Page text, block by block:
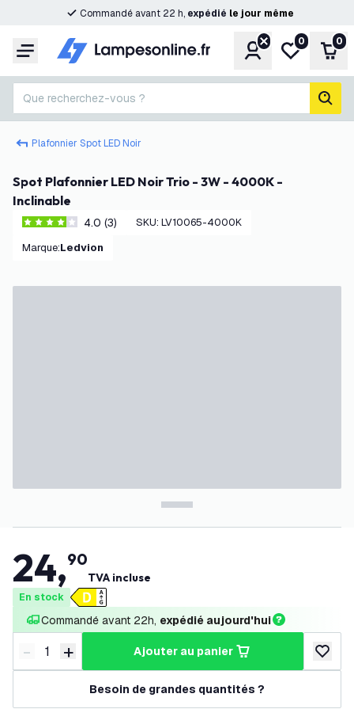
Commandé avant 22 h, expédié le jour même
Menu CompteMa liste de
0 0
Que recherchez-vous ?
Plafonnier Spot LED Noir
Spot Plafonnier LED Noir Trio - 3W - 4000K -
Inclinable
4 étoiles de notation
4.0 (3) SKU: LV10065-4000K
Marque: Ledvion
24,90
TVA incluse
En stock
Commandé avant 22h, expédié aujourd'hui
Diminuer la quantité
- Augmenter la quantité
+ ajouter au panier
Besoin de grandes quantités ?